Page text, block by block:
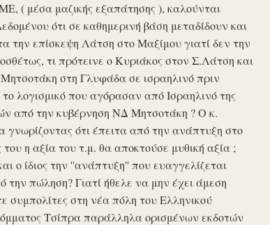
( μέσα μαζικής εξαπάτησης ), καλούνται
ότι σε καθημερινή βάση μεταδίδουν και
την επίσκεψη Λάτση στο Μαξίμου γιατί δεν την
τι πρότεινε ο Κυριάκος στον Σ.Λάτση και
στη Γλυφάδα σε ισραηλινό πριν
λογισμικό που αγόρασαν από Ισραηλινό της
από την κυβέρνηση ΝΔ Μητσοτάκη ? Ο κ.
ότι έπειτα από την ανάπτυξη στο
του η αξία του τ.μ. θα αποκτούσε μυθική αξία ;
ο ίδιος την ''ανάπτυξη'' που ευαγγελίζεται
πώληση? Γιατί ήθελε να μην έχει άμεση
συμπολίτες στη νέα πόλη του Ελληνικού
Τσίπρα παράλληλα ορισμένων εκδοτών